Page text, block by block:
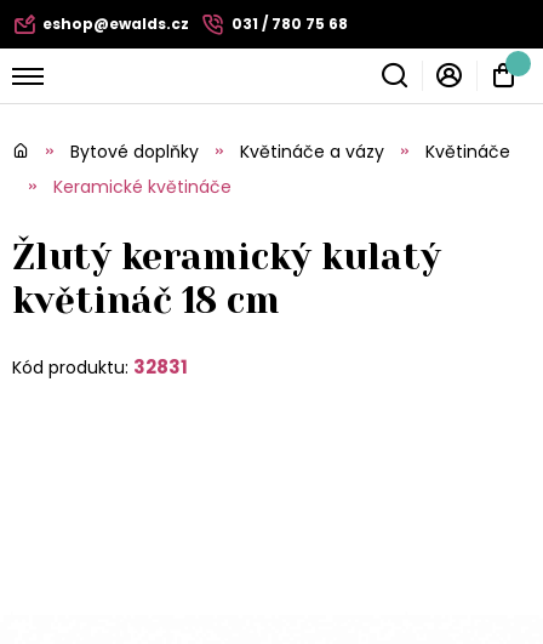
eshop@ewalds.cz 031 / 780 75 68
Bytové doplňky Květináče a vázy
Květináče
Keramické květináče
Žlutý keramický kulatý
květináč 18 cm
Kód produktu: 32831